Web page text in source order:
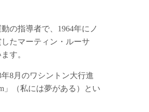
の指導者で、1964年にノ
たマーティン・ルーサ
す。
8月のワシントン大行進
」（私には夢がある）とい